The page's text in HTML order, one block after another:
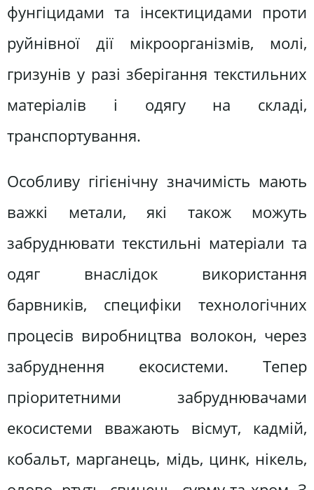
фунгіцидами та інсектицидами проти
руйнівної дії мікроорганізмів, молі,
гризунів у разі зберігання текстильних
матеріалів і одягу на складі,
транспортування.
Особливу гігієнічну значимість мають
важкі метали, які також можуть
забруднювати текстильні матеріали та
одяг внаслідок використання
барвників, специфіки технологічних
процесів виробництва волокон, через
забруднення екосистеми. Тепер
пріоритетними забруднювачами
екосистеми вважають вісмут, кадмій,
кобальт, марганець, мідь, цинк, нікель,